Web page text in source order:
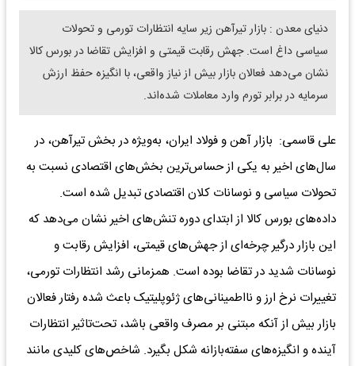
دنیای معدن : بازار تیرآهن زیر سایه انتظارات تورمی و تحولات
سیاسی داغ است. جهش رقابت قیمتی و افزایش تقاضا در بورس کالا
نشان می‌دهد فعالان بازار بیش از نیاز واقعی، با انگیزه حفظ ارزش
سرمایه در برابر تورم وارد معاملات شده‌اند.
علی قاسمی: بازار آهن و فولاد ایران، به‌ویژه در بخش تیرآهن، در
سال‌های اخیر به یکی از حساس‌ترین بخش‌های اقتصادی نسبت به
تحولات سیاسی و نوسانات کلان اقتصادی تبدیل شده است.
داده‌های بورس کالا از ابتدای دوره تنش‌های اخیر نشان می‌دهد که
این بازار درگیر چرخه‌ای از جهش‌های قیمتی، افزایش رقابت و
نوسانات شدید در تقاضا بوده است. همزمانی رشد انتظارات تورمی،
تغییرات نرخ ارز و نااطمینانی‌های ژئوپلیتیک باعث شده رفتار فعالان
بازار بیش از آنکه مبتنی بر مصرف واقعی باشد، تحت‌تاثیر انتظارات
آینده و انگیزه‌های سفته‌بازانه شکل بگیرد. شاخص‌های کلیدی مانند